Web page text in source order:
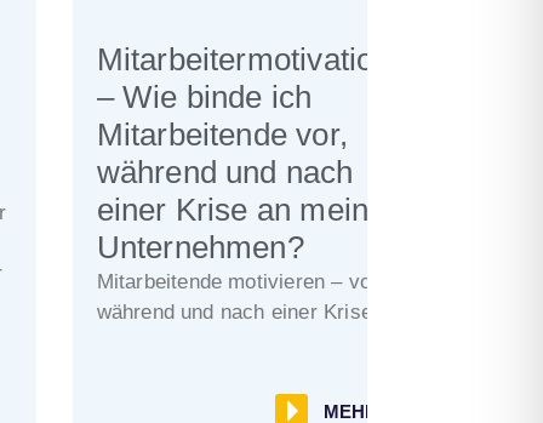
Mitarbeitermotivation
– Wie binde ich
Mitarbeitende vor,
während und nach
einer Krise an mein
Unternehmen?
Mitarbeitende motivieren – vor,
während und nach einer Krise
MEHR